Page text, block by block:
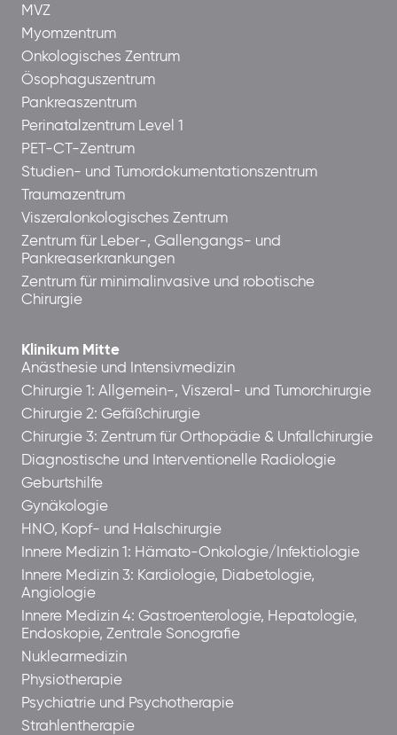
MVZ
Myomzentrum
Onkologisches Zentrum
Ösophaguszentrum
Pankreaszentrum
Perinatalzentrum Level 1
PET-CT-Zentrum
Studien- und Tumordokumentationszentrum
Traumazentrum
Viszeralonkologisches Zentrum
Zentrum für Leber-, Gallengangs- und
Pankreaserkrankungen
Zentrum für minimalinvasive und robotische
Chirurgie
Klinikum Mitte
Anästhesie und Intensivmedizin
Chirurgie 1: Allgemein-, Viszeral- und Tumorchirurgie
Chirurgie 2: Gefäßchirurgie
Chirurgie 3: Zentrum für Orthopädie & Unfallchirurgie
Diagnostische und Interventionelle Radiologie
Geburtshilfe
Gynäkologie
HNO, Kopf- und Halschirurgie
Innere Medizin 1: Hämato-Onkologie/Infektiologie
Innere Medizin 3: Kardiologie, Diabetologie,
Angiologie
Innere Medizin 4: Gastroenterologie, Hepatologie,
Endoskopie, Zentrale Sonografie
Nuklearmedizin
Physiotherapie
Psychiatrie und Psychotherapie
Strahlentherapie